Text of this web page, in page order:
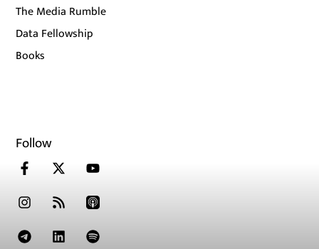
The Media Rumble
Data Fellowship
Books
Follow